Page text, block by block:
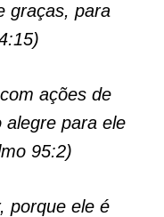
graças, para
ações de
alegre para ele
95:2)
porque ele é